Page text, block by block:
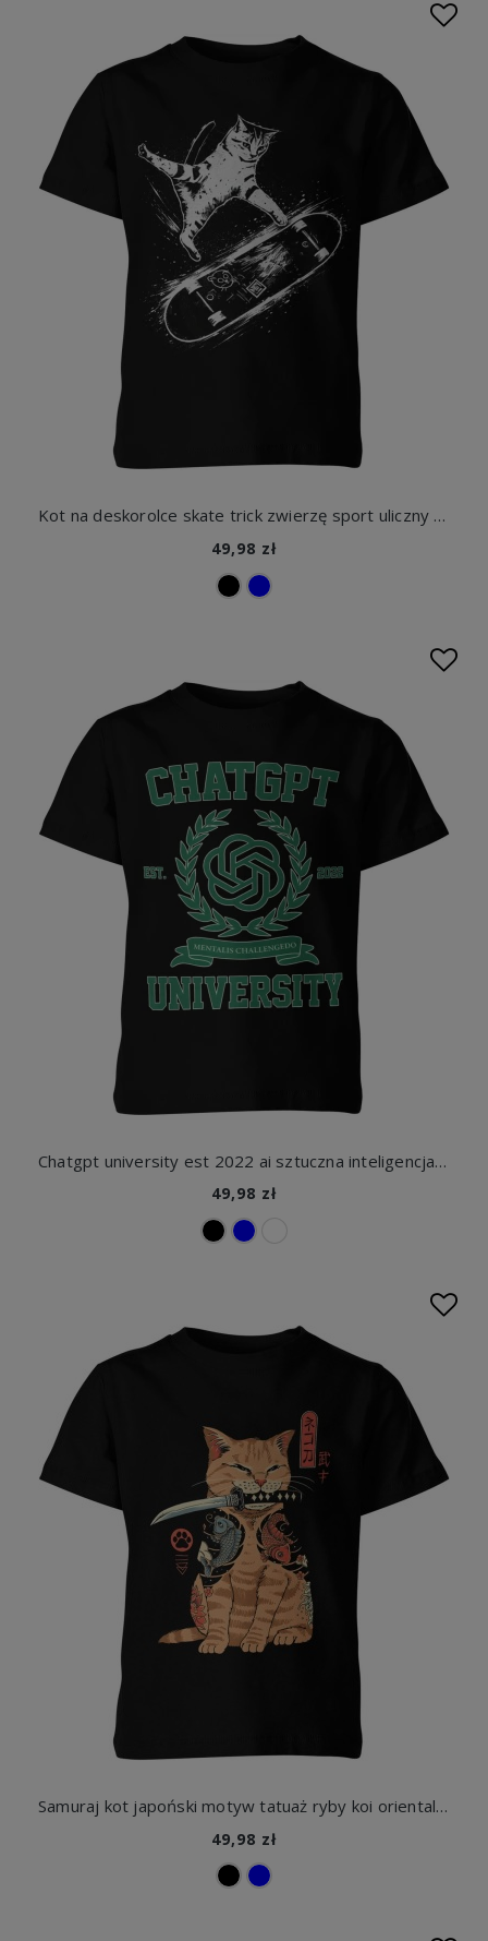
Kot na deskorolce skate trick zwierzę sport uliczny dynamiczny styl czarno biały Dziecięca koszulka
49,98 zł
Chatgpt university est 2022 ai sztuczna inteligencja nerd college tech humor geek Dziecięca koszulka
49,98 zł
Samuraj kot japoński motyw tatuaż ryby koi orientalny art Dziecięca koszulka
49,98 zł